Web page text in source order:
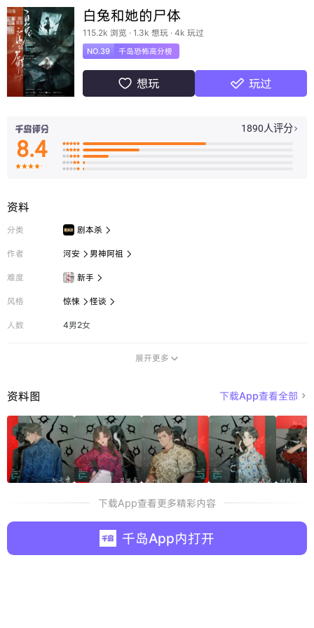
白兔和她的尸体
115.2k 浏览 · 1.3k 想玩 · 4k 玩过
NO.39 千岛恐怖高分榜
 想玩  玩过
1890人评分 
8.4 




资料
分类 剧本杀 
作者 河安  男神阿祖 
难度 新手 
风格 惊悚  怪谈 
人数 4男2女
展开更多 
资料图 下载App查看全部 
下载App查看更多精彩内容
千岛App内打开